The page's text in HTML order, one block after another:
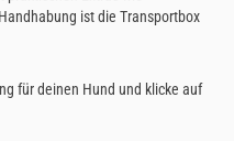
ist die Transportbox
für deinen Hund und klicke auf